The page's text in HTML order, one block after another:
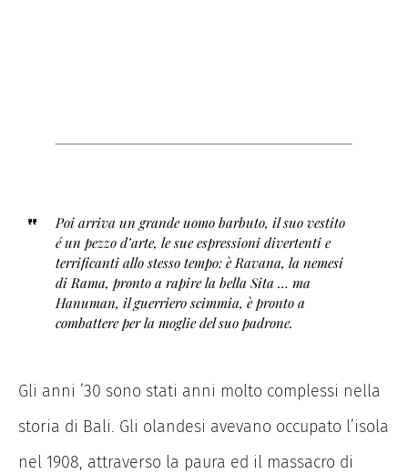
Poi arriva un grande uomo barbuto, il suo vestito
é un pezzo d’arte, le sue espressioni divertenti e
terrificanti allo stesso tempo: è Ravana, la nemesi
di Rama, pronto a rapire la bella Sita … ma
Hanuman, il guerriero scimmia, è pronto a
combattere per la moglie del suo padrone.
Gli anni ’30 sono stati anni molto complessi nella
storia di Bali. Gli olandesi avevano occupato l’isola
nel 1908, attraverso la paura ed il massacro di